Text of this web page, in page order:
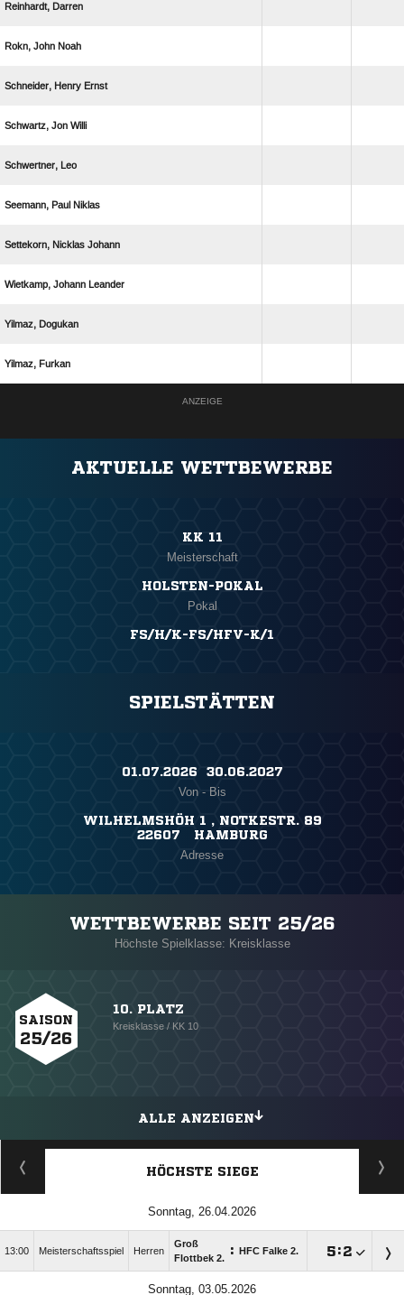
 
  
  
  
 
  
  
  
 
 
ANZEIGE
AKTUELLE WETTBEWERBE
KK 11
Meisterschaft
HOLSTEN-POKAL
Pokal
FS/H/K-FS/HFV-K/1
SPIELSTÄTTEN
01.07.2026 ​ 30.06.2027
Von - Bis
WILHELMSHÖH 1 , NOTKESTR. 89
22607 HAMBURG
Adresse
WETTBEWERBE SEIT 25/26
Höchste Spielklasse: Kreisklasse
SAISON
25/26
10. PLATZ
Kreisklasse / KK 10
ALLE ANZEIGEN
HÖCHSTE SIEGE
Sonntag, 26.04.2026
13:00 Meisterschaftsspiel Herren
Groß
Flottbek 2. : HFC Falke 2. :
Sonntag, 03.05.2026